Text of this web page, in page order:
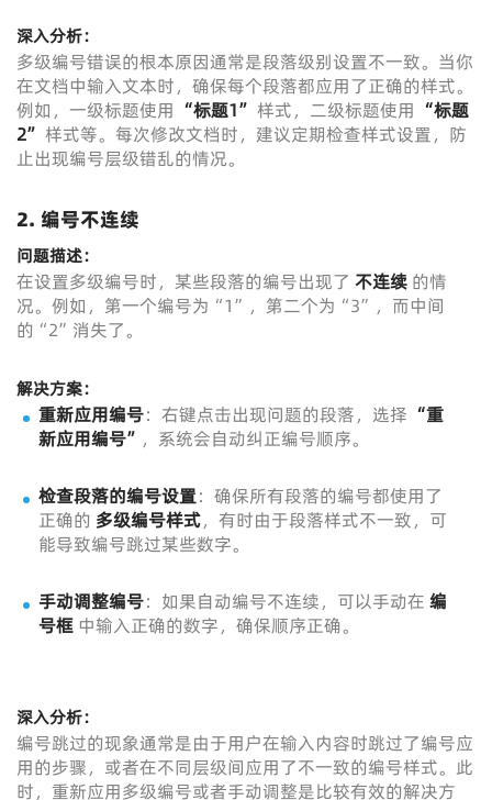
深入分析：
多级编号错误的根本原因通常是段落级别设置不一致。当你
在文档中输入文本时，确保每个段落都应用了正确的样式。
例如，一级标题使用 “标题1” 样式，二级标题使用 “标题
2” 样式等。每次修改文档时，建议定期检查样式设置，防
止出现编号层级错乱的情况。
2. 编号不连续
问题描述：
在设置多级编号时，某些段落的编号出现了 不连续 的情
况。例如，第一个编号为“1”，第二个为“3”，而中间
的“2”消失了。
解决方案：
重新应用编号：右键点击出现问题的段落，选择 “重
新应用编号” ，系统会自动纠正编号顺序。
检查段落的编号设置：确保所有段落的编号都使用了
正确的 多级编号样式，有时由于段落样式不一致，可
能导致编号跳过某些数字。
手动调整编号：如果自动编号不连续，可以手动在 编
号框 中输入正确的数字，确保顺序正确。
深入分析：
编号跳过的现象通常是由于用户在输入内容时跳过了编号应
用的步骤，或者在不同层级间应用了不一致的编号样式。此
时，重新应用多级编号或者手动调整是比较有效的解决方